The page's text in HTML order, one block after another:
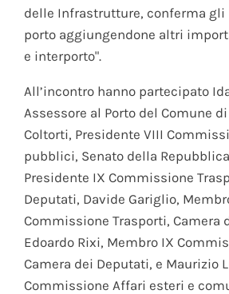
delle Infrastrutture, conferma
porto aggiungendone altri
e interporto".
All’incontro hanno partecipato
Assessore al Porto del Comune
Coltorti, Presidente VIII
pubblici, Senato della
Presidente IX Commissione
Deputati, Davide Gariglio,
Commissione Trasporti, Camera
Edoardo Rixi, Membro IX
Camera dei Deputati, e Maurizio
Commissione Affari esteri e